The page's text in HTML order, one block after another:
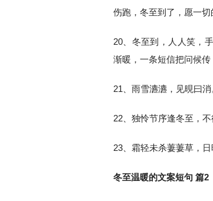
伤跑，冬至到了，愿一切
20、冬至到，人人笑，
渐暖，一条短信把问候
21、雨雪瀌瀌，见晛曰消
22、独怜节序逢冬至，不
23、霜轻未杀萋萋草，日
冬至温暖的文案短句 篇2